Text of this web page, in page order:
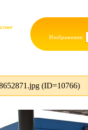
Изображения:
(ID=10766)